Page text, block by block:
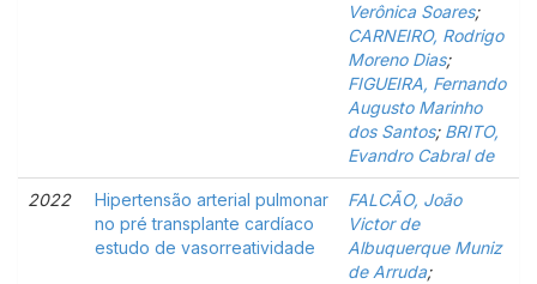
Verônica Soares;
CARNEIRO, Rodrigo
Moreno Dias;
FIGUEIRA, Fernando
Augusto Marinho
dos Santos; BRITO,
Evandro Cabral de
2022
Hipertensão arterial pulmonar
no pré transplante cardíaco
estudo de vasorreatividade
FALCÃO, João
Victor de
Albuquerque Muniz
de Arruda;